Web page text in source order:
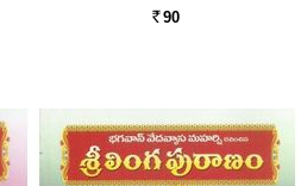
Rs. 90